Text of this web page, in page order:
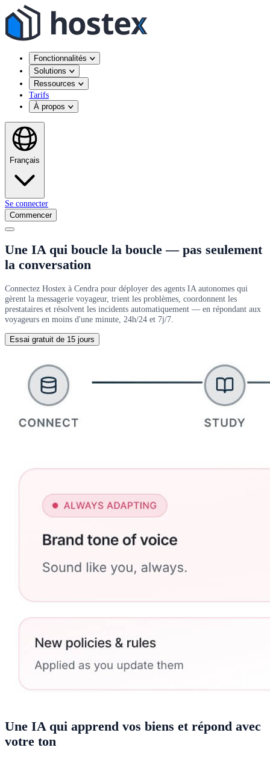
Fonctionnalités
Solutions
Ressources
Tarifs
À propos
Français
Se connecter
Commencer
Une IA qui boucle la boucle — pas seulement
la conversation
Connectez Hostex à Cendra pour déployer des agents IA autonomes qui
gèrent la messagerie voyageur, trient les problèmes, coordonnent les
prestataires et résolvent les incidents automatiquement — en répondant aux
voyageurs en moins d'une minute, 24h/24 et 7j/7.
Essai gratuit de 15 jours
Une IA qui apprend vos biens et répond avec
votre ton